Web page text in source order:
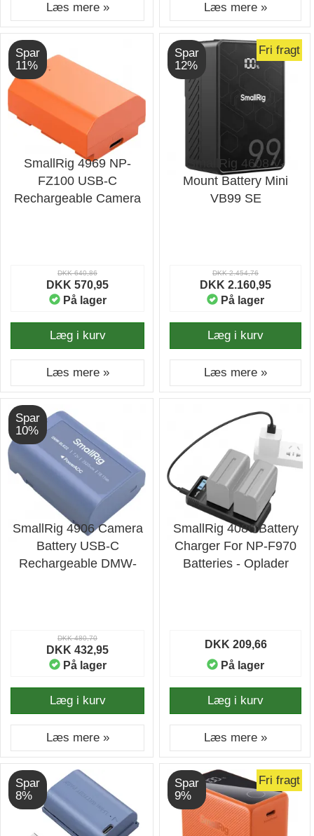
Læs mere » Læs mere »
Spar
11%
SmallRig 4969 NP-
FZ100 USB-C
Rechargeable Camera
DKK 640,86
DKK 570,95
På lager
Læg i kurv
Læs mere »
Spar
12%
Fri fragt
SmallRig 4608 V-
Mount Battery Mini
VB99 SE
DKK 2.454,76
DKK 2.160,95
På lager
Læg i kurv
Læs mere »
Spar
10%
SmallRig 4906 Camera
Battery USB-C
Rechargeable DMW-
DKK 480,70
DKK 432,95
På lager
Læg i kurv
Læs mere »
SmallRig 4086 Battery
Charger For NP-F970
Batteries - Oplader
DKK 209,66
På lager
Læg i kurv
Læs mere »
Spar
8%
Spar
9%
Fri fragt